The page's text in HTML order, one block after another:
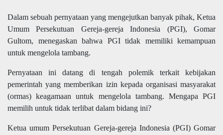
Dalam sebuah pernyataan yang mengejutkan banyak pihak, Ketua
Umum Persekutuan Gereja-gereja Indonesia (PGI), Gomar
Gultom, menegaskan bahwa PGI tidak memiliki kemampuan
untuk mengelola tambang.
Pernyataan ini datang di tengah polemik terkait kebijakan
pemerintah yang memberikan izin kepada organisasi masyarakat
(ormas) keagamaan untuk mengelola tambang. Mengapa PGI
memilih untuk tidak terlibat dalam bidang ini?
Ketua umum Persekutuan Gereja-gereja Indonesia (PGI) Gomar